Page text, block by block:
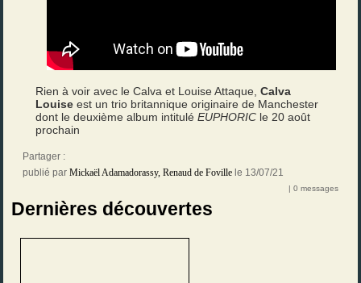
Rien à voir avec le Calva et Louise Attaque,Calva
Louise est un trio britannique originaire de Manchester
dont le deuxième album intitulé EUPHORIC le 20 août
prochain
Partager :
publié par Mickaël Adamadorassy,Renaud de Foville le 13/07/21
| 0 messages
Dernières découvertes